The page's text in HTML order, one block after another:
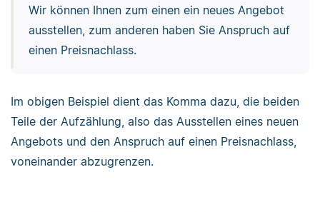
Wir können Ihnen zum einen ein neues Angebot
ausstellen, zum anderen haben Sie Anspruch auf
einen Preisnachlass.
Im obigen Beispiel dient das Komma dazu, die beiden
Teile der Aufzählung, also das Ausstellen eines neuen
Angebots und den Anspruch auf einen Preisnachlass,
voneinander abzugrenzen.